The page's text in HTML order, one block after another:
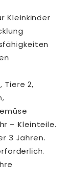
Kleinkinder
Tiere 2,
– Kleinteile.
3 Jahren.